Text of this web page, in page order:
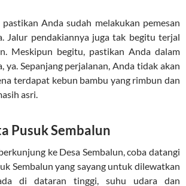
pastikan Anda sudah melakukan pemesan
Jalur pendakiannya juga tak begitu terjal
Meskipun begitu, pastikan Anda dalam
ya. Sepanjang perjalanan, Anda tidak akan
terdapat kebun bambu yang rimbun dan
asri.
Pusuk Sembalun
ke Desa Sembalun, coba datangi
Sembalun yang sayang untuk dilewatkan
di dataran tinggi, suhu udara dan